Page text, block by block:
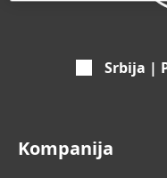
Srbija |
Kompanija